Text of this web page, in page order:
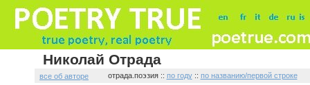
Николай Отрада
все об авторе отрада.поэзия :: по году:: по названию/первой строке